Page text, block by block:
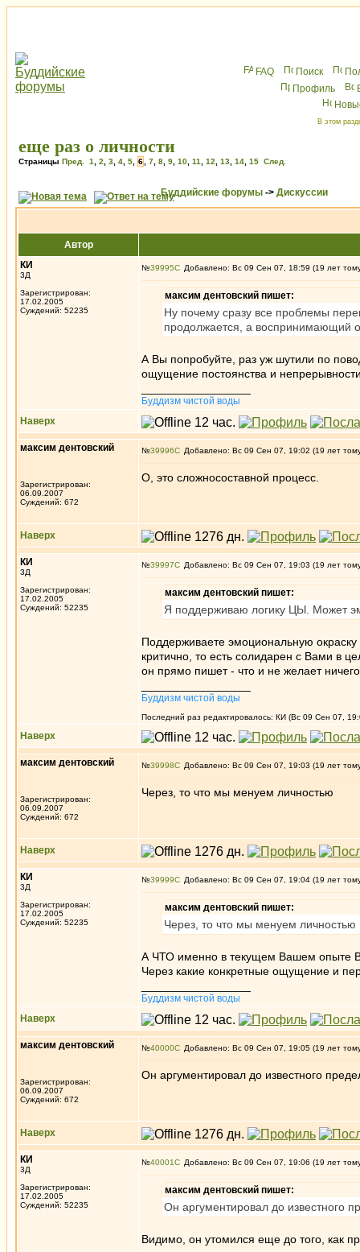
FAQ Поиск
Профиль
В этом
еще раз о личности
Страницы Пред. 1 2 3 4 5 6 7 8 9 10 11 12 13 14 15 След.
Буддийские форумы -> Дискуссии
Автор
КИ
3Д
Зарегистрирован:
17.02.2005
Суждений: 52235
№39995 Добавлено: Вс 09 Сен 07, 18:59 (19 лет
максим дентовский пишет:
Ну почему сразу все проблемы
продолжается, а воспринимающий
А Вы попробуйте, раз уж шутили по
ощущение постоянства и
Буддизм чистой воды
Наверх
максим дентовский
Зарегистрирован:
06.09.2007
Суждений: 672
№39996 Добавлено: Вс 09 Сен 07, 19:02 (19 лет
О, это сложносоставной процесс.
Наверх
КИ
3Д
Зарегистрирован:
17.02.2005
Суждений: 52235
№39997 Добавлено: Вс 09 Сен 07, 19:03 (19 лет
максим дентовский пишет:
Я поддерживаю логику ЦЫ. Может
Поддерживаете эмоциональную
критично, то есть солидарен с Вами в
он прямо пишет - что и не желает
Буддизм чистой воды
Последний раз редактировалось: КИ (Вс 09 Сен 07,
Наверх
максим дентовский
Зарегистрирован:
06.09.2007
Суждений: 672
№39998 Добавлено: Вс 09 Сен 07, 19:03 (19 лет
Через, то что мы менуем личностью
Наверх
КИ
3Д
Зарегистрирован:
17.02.2005
Суждений: 52235
№39999 Добавлено: Вс 09 Сен 07, 19:04 (19 лет
максим дентовский пишет:
Через, то что мы менуем личностью
А ЧТО именно в текущем Вашем опыте
Через какие конкретные ощущение и
Буддизм чистой воды
Наверх
максим дентовский
Зарегистрирован:
06.09.2007
Суждений: 672
№40000 Добавлено: Вс 09 Сен 07, 19:05 (19 лет
Он аргументировал до известного
Наверх
КИ
3Д
Зарегистрирован:
17.02.2005
Суждений: 52235
№40001 Добавлено: Вс 09 Сен 07, 19:06 (19 лет
максим дентовский пишет:
Он аргументировал до известного
Видимо, он утомился еще до того, как